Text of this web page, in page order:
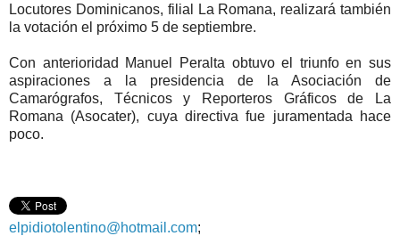
Locutores Dominicanos, filial La Romana, realizará también
la votación el próximo 5 de septiembre.
Con anterioridad Manuel Peralta obtuvo el triunfo en sus
aspiraciones a la presidencia de la Asociación de
Camarógrafos, Técnicos y Reporteros Gráficos de La
Romana (Asocater), cuya directiva fue juramentada hace
poco.
elpidiotolentino@hotmail.com;